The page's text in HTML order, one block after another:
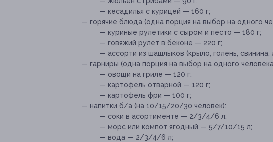
— кесадилья с курицей — 160 г;
— горячие блюда (одна порция на выбор на одного
— куриные рулетики с сыром и песто — 180 г;
— говяжий рулет в беконе — 220 г;
— ассорти из шашлыков (крыло, голень,
— гарниры (одна порция на выбор на одного
— овощи на гриле — 120 г;
— картофель отварной — 120 г;
— картофель фри — 100 г;
— напитки б/а (на 10/15/20/30 человек):
— соки в асортименте — 2/3/4/6 л;
— морс или компот ягодный — 5/7/10/15 л;
— вода — 2/3/4/6 л;